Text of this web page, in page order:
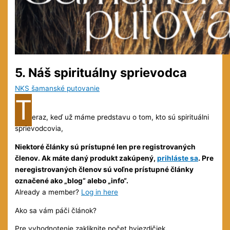
5. Náš spirituálny sprievodca
NKS šamanské putovanie
()
Teraz, keď už máme predstavu o tom, kto sú spirituálni
sprievodcovia,
Niektoré články sú prístupné len pre registrovaných
členov. Ak máte daný produkt zakúpený,prihláste sa. Pre
neregistrovaných členov sú voľne prístupné články
označené ako „blog“ alebo „info“.
Already a member? Log in here
Ako sa vám páči článok?